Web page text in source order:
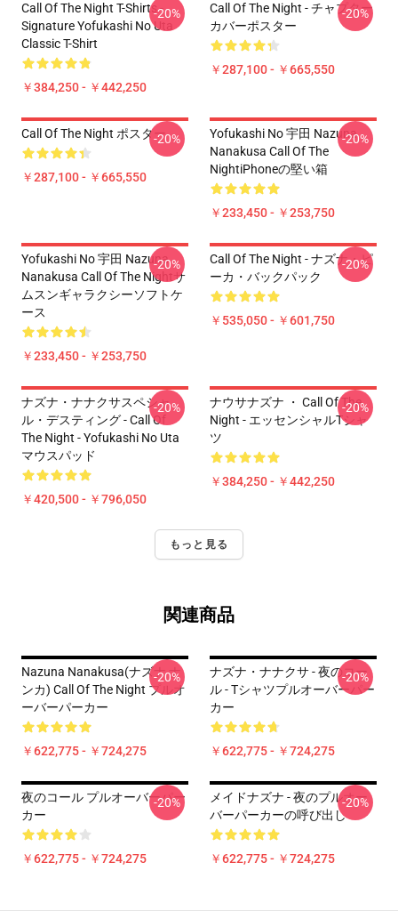
Call Of The Night T-Shirts -
Signature Yofukashi No Uta
Classic T-Shirt
￥384,250 - ￥442,250
-20%
Call Of The Night - チャプター
カバーポスター
￥287,100 - ￥665,550
-20%
Call Of The Night ポスター
￥287,100 - ￥665,550
-20%
Yofukashi No 宇田 Nazuna
Nanakusa Call Of The
NightiPhoneの堅い箱
￥233,450 - ￥253,750
-20%
Yofukashi No 宇田 Nazuna
Nanakusa Call Of The Nightサ
ムスンギャラクシーソフトケ
ース
￥233,450 - ￥253,750
-20%
Call Of The Night - ナズナ・ピ
ーカ・バックパック
￥535,050 - ￥601,750
-20%
ナズナ・ナナクサスペシャ
ル・デスティング - Call Of
The Night - Yofukashi No Uta
マウスパッド
￥420,500 - ￥796,050
-20%
ナウサナズナ ・ Call Of The
Night - エッセンシャルTシャ
ツ
￥384,250 - ￥442,250
-20%
もっと見る
関連商品
Nazuna Nanakusa(ナズナ ナ
ンカ) Call Of The Night プルオ
ーバーパーカー
￥622,775 - ￥724,275
-20%
ナズナ・ナナクサ - 夜のコー
ル - Tシャツプルオーバーパー
カー
￥622,775 - ￥724,275
-20%
夜のコール プルオーバーパー
カー
￥622,775 - ￥724,275
-20%
メイドナズナ - 夜のプルオー
バーパーカーの呼び出し
￥622,775 - ￥724,275
-20%